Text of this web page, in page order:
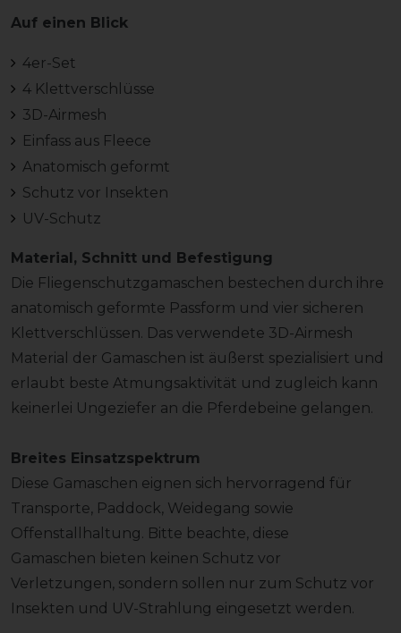
Auf einen Blick
4er-Set
4 Klettverschlüsse
3D-Airmesh
Einfass aus Fleece
Anatomisch geformt
Schutz vor Insekten
UV-Schutz
Material, Schnitt und Befestigung
Die Fliegenschutzgamaschen bestechen durch ihre
anatomisch geformte Passform und vier sicheren
Klettverschlüssen. Das verwendete 3D-Airmesh
Material der Gamaschen ist äußerst spezialisiert und
erlaubt beste Atmungsaktivität und zugleich kann
keinerlei Ungeziefer an die Pferdebeine gelangen.
Breites Einsatzspektrum
Diese Gamaschen eignen sich hervorragend für
Transporte, Paddock, Weidegang sowie
Offenstallhaltung. Bitte beachte, diese
Gamaschen bieten keinen Schutz vor
Verletzungen, sondern sollen nur zum Schutz vor
Insekten und UV-Strahlung eingesetzt werden.